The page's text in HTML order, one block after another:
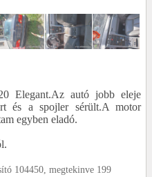
Elegant.Az autó jobb eleje
és a spojler sérült.A motor
egyben eladó.
104450, megtekinve 199